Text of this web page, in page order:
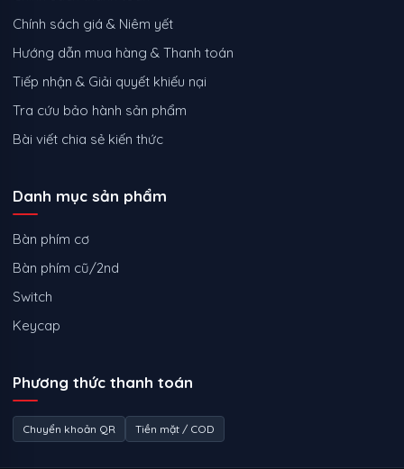
Chính sách giá & Niêm yết
Hướng dẫn mua hàng & Thanh toán
Tiếp nhận & Giải quyết khiếu nại
Tra cứu bảo hành sản phẩm
Bài viết chia sẻ kiến thức
Danh mục sản phẩm
Bàn phím cơ
Bàn phím cũ/2nd
Switch
Keycap
Phương thức thanh toán
Chuyển khoản QR Tiền mặt / COD